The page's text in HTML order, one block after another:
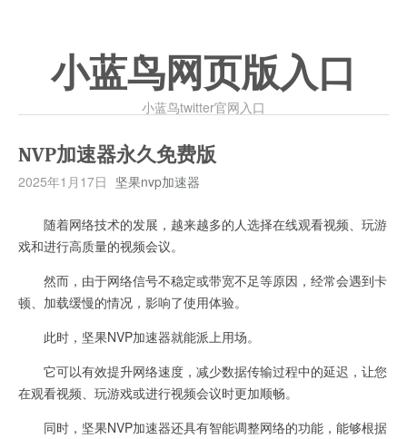
小蓝鸟网页版入口
小蓝鸟twitter官网入口
NVP加速器永久免费版
2025年1月17日 坚果nvp加速器
随着网络技术的发展，越来越多的人选择在线观看视频、玩游
戏和进行高质量的视频会议。
然而，由于网络信号不稳定或带宽不足等原因，经常会遇到卡
顿、加载缓慢的情况，影响了使用体验。
此时，坚果NVP加速器就能派上用场。
它可以有效提升网络速度，减少数据传输过程中的延迟，让您
在观看视频、玩游戏或进行视频会议时更加顺畅。
同时，坚果NVP加速器还具有智能调整网络的功能，能够根据